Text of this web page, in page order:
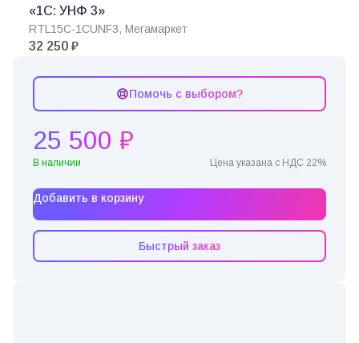
«1С: УНФ 3»
RTL15C-1CUNF3, Мегамаркет
32 250 ₽
Помочь с выбором?
25 500 ₽
В наличии Цена указана с НДС 22%
Добавить в корзину
Быстрый заказ